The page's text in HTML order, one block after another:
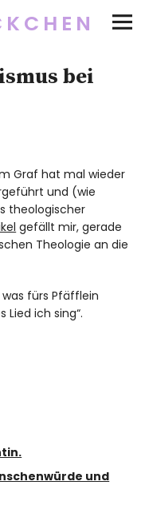
flickr500px
bei
Graf hat mal wieder
und (wie
theologischer
gefällt mir, gerade
Theologie an die
fürs Pfäfflein
Lied ich sing“.
und